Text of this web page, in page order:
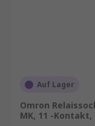
Auf Lager
Omron
MK, 11 -Kontakt,